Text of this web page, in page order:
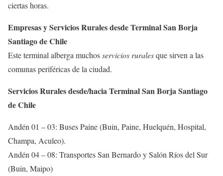
ciertas horas.
Empresas y Servicios Rurales desde Terminal San Borja
Santiago de Chile
Este terminal alberga muchosservicios ruralesque sirven a las
comunas periféricas de la ciudad.
Servicios Rurales desde/hacia Terminal San Borja Santiago
de Chile
Andén 01 – 03: Buses Paine (Buin, Paine, Huelquén, Hospital,
Champa, Aculeo).
Andén 04 – 08: Transportes San Bernardo y Salón Ríos del Sur
(Buin, Maipo)